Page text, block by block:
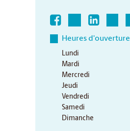
Heures d'ouverture
Lundi
Mardi
Mercredi
Jeudi
Vendredi
Samedi
Dimanche